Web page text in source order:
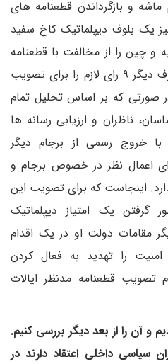
و بازگرداندن قطعنامه های
یک بلوف دیپلماتیک کاخ سفید
و چین را از مخالفت با قطعنامه
پیشنهادی منصرف کند و از طرف دیگر ۹ رای لازم را برای تصویب
صورتی که بر اساس تحلیل تمام
ناظران و ارزیابی رسانه ها
با خروج رسمی از برجام دیگر
اعمال نظر در خصوص برجام و
اینجاست که برای تصویب این
یک امتیاز دیپلماتیک
مقامات دولت او در یک اقدام
را تهدید به فعال کردن
قطعنامه مدنظر ایالات
و آن را از بعد دیگر بررسی کنیم.
سیاسی داخلی اعتقاد دارند در